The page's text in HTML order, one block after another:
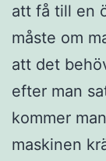
att få till en
måste om
att det
efter man
kommer
maskinen